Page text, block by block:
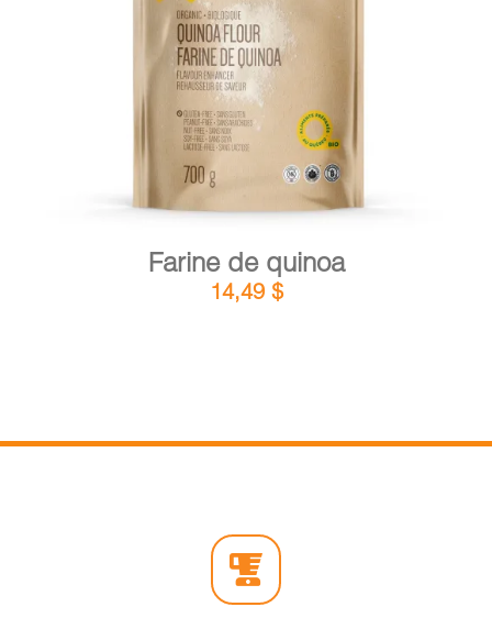
AJOUTER AU PANIER
Farine de quinoa
14,49 $